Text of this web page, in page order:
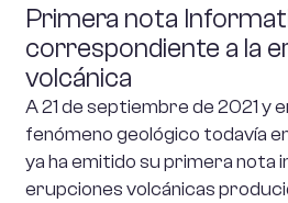
Primera nota
correspondiente a la
volcánica
A 21 de septiembre de 2021 y
fenómeno geológico todavía
ya ha emitido su primera nota
erupciones volcánicas